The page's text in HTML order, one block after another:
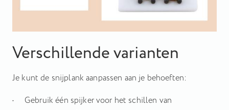
Verschillende varianten
Je kunt de snijplank aanpassen aan je behoeften:
Gebruik één spijker voor het schillen van